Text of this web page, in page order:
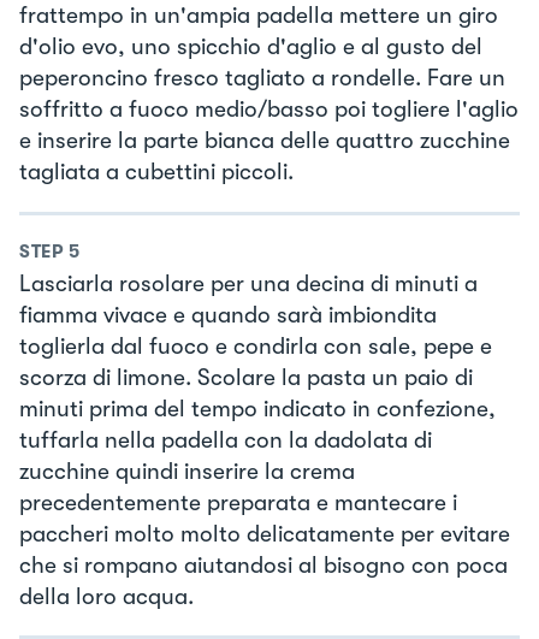
frattempo in un'ampia padella mettere un giro
d'olio evo, uno spicchio d'aglio e al gusto del
peperoncino fresco tagliato a rondelle. Fare un
soffritto a fuoco medio/basso poi togliere l'aglio
e inserire la parte bianca delle quattro zucchine
tagliata a cubettini piccoli.
STEP 5
Lasciarla rosolare per una decina di minuti a
fiamma vivace e quando sarà imbiondita
toglierla dal fuoco e condirla con sale, pepe e
scorza di limone. Scolare la pasta un paio di
minuti prima del tempo indicato in confezione,
tuffarla nella padella con la dadolata di
zucchine quindi inserire la crema
precedentemente preparata e mantecare i
paccheri molto molto delicatamente per evitare
che si rompano aiutandosi al bisogno con poca
della loro acqua.